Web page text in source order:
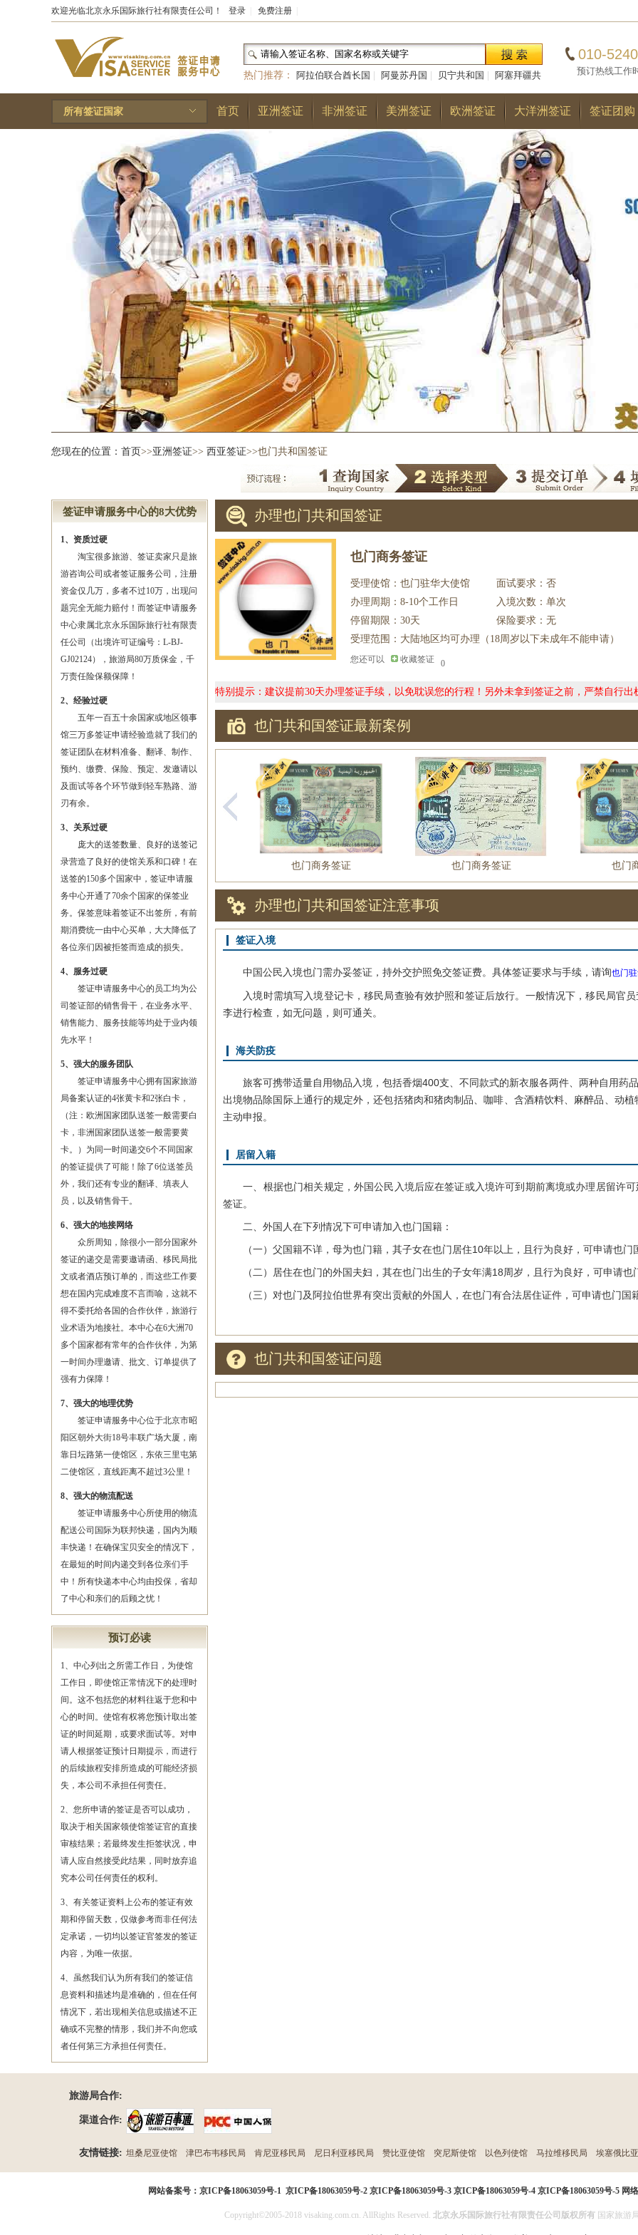
欢迎光临北京永乐国际旅行社有限责任公司！ 登录 免费注册
热门推荐： 阿拉伯联合酋长国 阿曼苏丹国 贝宁共和国
阿塞拜疆共
和国|布基纳法索|巴勒斯坦国|阿尔巴尼亚共和国|多哥共和国|巴
林王国|安道尔公国|
010-
预订热线工作
所有签证国家 首页 亚洲签证 非洲签证 美洲签证 欧洲签证 大洋洲签证 签证团购
您现在的位置： 首页>>亚洲签证>> 西亚签证>>也门共和国签证
签证申请服务中心的8大优势
1、资质过硬
淘宝很多旅游、签证卖家只是旅
游咨询公司或者签证服务公司，注册
资金仅几万，多者不过10万，出现问
题完全无能力赔付！而签证申请服务
中心隶属北京永乐国际旅行社有限责
任公司（出境许可证编号：L-BJ-
GJ02124），旅游局80万质保金，千
万责任险保额保障！
2、经验过硬
五年一百五十余国家或地区领事
馆三万多签证申请经验造就了我们的
签证团队在材料准备、翻译、制作、
预约、缴费、保险、预定、发邀请以
及面试等各个环节做到轻车熟路、游
刃有余。
3、关系过硬
庞大的送签数量、良好的送签记
录营造了良好的使馆关系和口碑！在
送签的150多个国家中，签证申请服
务中心开通了70余个国家的保签业
务。保签意味着签证不出签所，有前
期消费统一由中心买单，大大降低了
各位亲们因被拒签而造成的损失。
4、服务过硬
签证申请服务中心的员工均为公
司签证部的销售骨干，在业务水平、
销售能力、服务技能等均处于业内领
先水平！
5、强大的服务团队
签证申请服务中心拥有国家旅游
局备案认证的4张黄卡和2张白卡，
（注：欧洲国家团队送签一般需要白
卡，非洲国家团队送签一般需要黄
卡。）为同一时间递交6个不同国家
的签证提供了可能！除了6位送签员
外，我们还有专业的翻译、填表人
员，以及销售骨干。
6、强大的地接网络
众所周知，除很小一部分国家外
签证的递交是需要邀请函、移民局批
文或者酒店预订单的，而这些工作要
想在国内完成难度不言而喻，这就不
得不委托给各国的合作伙伴，旅游行
业术语为地接社。本中心在6大洲70
多个国家都有常年的合作伙伴，为第
一时间办理邀请、批文、订单提供了
强有力保障！
7、强大的地理优势
签证申请服务中心位于北京市昭
阳区朝外大街18号丰联广场大厦，南
靠日坛路第一使馆区，东依三里屯第
二使馆区，直线距离不超过3公里！
8、强大的物流配送
签证申请服务中心所使用的物流
配送公司国际为联邦快递，国内为顺
丰快递！在确保宝贝安全的情况下，
在最短的时间内递交到各位亲们手
中！所有快递本中心均由投保，省却
了中心和亲们的后顾之忧！
预订必读
1、中心列出之所需工作日，为使馆
工作日，即使馆正常情况下的处理时
间。这不包括您的材料往返于您和中
心的时间。使馆有权将您预计取出签
证的时间延期，或要求面试等。对申
请人根据签证预计日期提示，而进行
的后续旅程安排所造成的可能经济损
失，本公司不承担任何责任。
2、您所申请的签证是否可以成功，
取决于相关国家领使馆签证官的直接
审核结果；若最终发生拒签状况，申
请人应自然接受此结果，同时放弃追
究本公司任何责任的权利。
3、有关签证资料上公布的签证有效
期和停留天数，仅做参考而非任何法
定承诺，一切均以签证官签发的签证
内容，为唯一依据。
4、虽然我们认为所有我们的签证信
息资料和描述均是准确的，但在任何
情况下，若出现相关信息或描述不正
确或不完整的情形，我们并不向您或
者任何第三方承担任何责任。
办理也门共和国签证
也门商务签证
受理使馆：也门驻华大使馆
面试要求：否
办理周期：8-10个工作日
入境次数：单次
停留期限：30天
保险要求：无
受理范围：大陆地区均可办理（18周岁以下未成年不能申请）
您还可以 收藏签证 0
特别提示：建议提前30天办理签证手续，以免耽误您的行程！另外未拿到签证之前，严禁自行
也门共和国签证最新案例
也门商务签证 也门商务签证 也门
办理也门共和国签证注意事项
签证入境
中国公民入境也门需办妥签证，持外交护照免交签证费。具体签证要求与手续，请询也门
入境时需填写入境登记卡，移民局查验有效护照和签证后放行。一般情况下，移民局官
李进行检查，如无问题，则可通关。
海关防疫
旅客可携带适量自用物品入境，包括香烟400支、不同款式的新衣服各两件、两种自用药
出境物品除国际上通行的规定外，还包括猪肉和猪肉制品、咖啡、含酒精饮料、麻醉品、动
主动申报。
居留入籍
一、根据也门相关规定，外国公民入境后应在签证或入境许可到期前离境或办理居留许
签证。
二、外国人在下列情况下可申请加入也门国籍：
（一）父国籍不详，母为也门籍，其子女在也门居住10年以上，且行为良好，可申请也门
（二）居住在也门的外国夫妇，其在也门出生的子女年满18周岁，且行为良好，可申请也
（三）对也门及阿拉伯世界有突出贡献的外国人，在也门有合法居住证件，可申请也门国
也门共和国签证问题
旅游局合作:
渠道合作:
友情链接: 坦桑尼亚使馆 津巴布韦移民局 肯尼亚移民局 尼日利亚移民局 赞比亚使馆 突尼斯使馆 以色列使馆 马拉维移民局 埃塞俄比
网站备案号： 京ICP备18063059号-1 京ICP备18063059号-2 京ICP备18063059号-3 京ICP备18063059号-4 京ICP备18063059号-5 网
Copyright©2005-2018 visaking.com.cn. AllRights Reserved. 北京永乐国际旅行社有限责任公司版权所有 国家旅游